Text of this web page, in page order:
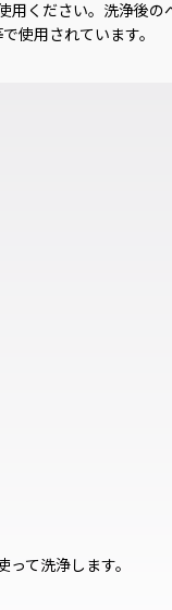
用ください。洗浄後
使用されています。
て洗浄します。